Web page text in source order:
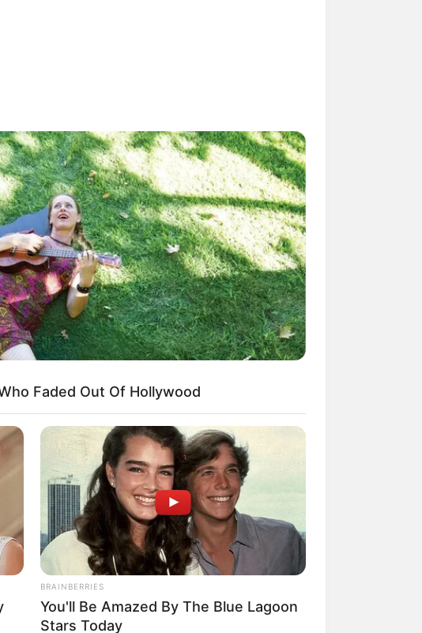
Faded Out Of Hollywood
BRAINBERRIES
You'll Be Amazed By The Blue Lagoon
Stars Today